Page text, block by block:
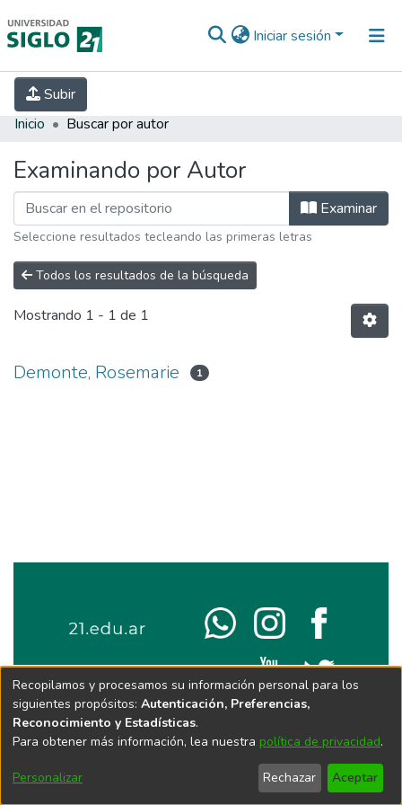
Iniciar sesión
Subir
INICIO EBOOK21
INVESTIGACIÓN
Inicio Buscar por autor
Examinando por Autor
Examinar
Seleccione resultados tecleando las primeras letras
Todos los resultados de la búsqueda
Mostrando 1 - 1 de 1
Demonte, Rosemarie 1
Recopilamos y procesamos su información personal para los
siguientes propósitos: Autenticación, Preferencias,
Reconocimiento y Estadísticas.
Para obtener más información, lea nuestra política de privacidad.
Personalizar Rechazar Aceptar